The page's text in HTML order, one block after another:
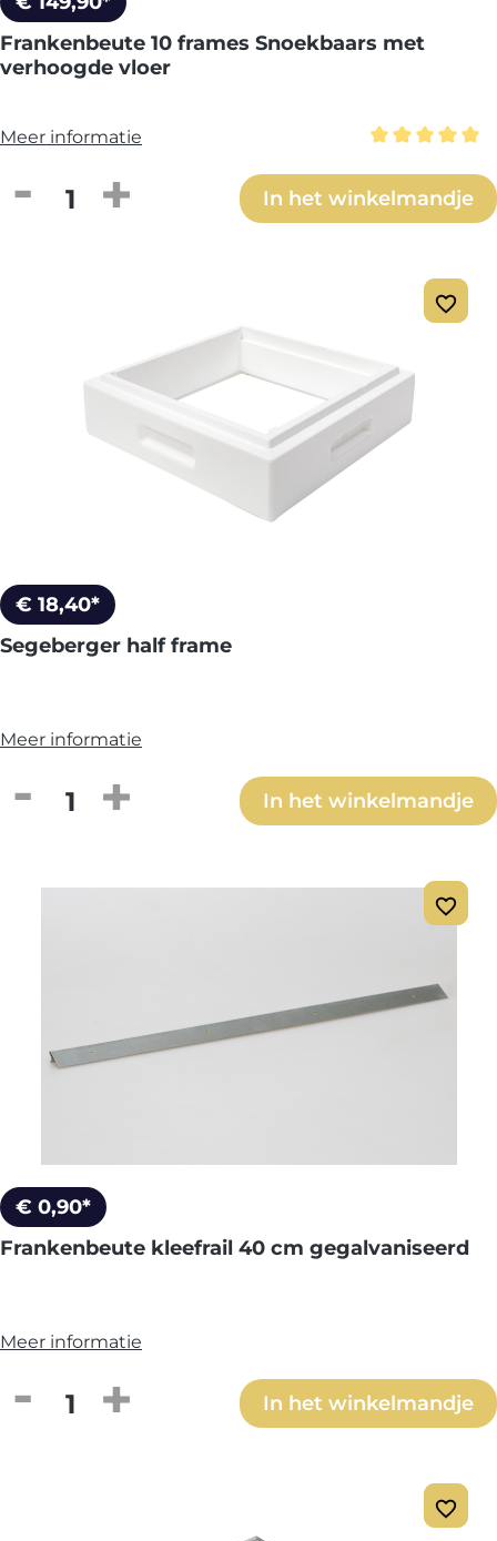
Frankenbeute 10 frames Snoekbaars met
verhoogde vloer
Meer informatie
Producthoeveelheid: Voer deIn het winkelmandje
€ 18,40*
Segeberger half frame
Meer informatie
Producthoeveelheid: Voer deIn het winkelmandje
€ 0,90*
Frankenbeute kleefrail 40 cm gegalvaniseerd
Meer informatie
Producthoeveelheid: Voer deIn het winkelmandje